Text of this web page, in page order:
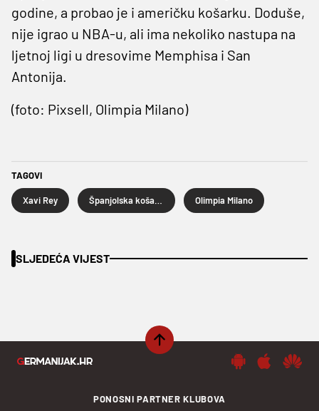
godine, a probao je i američku košarku. Doduše,
nije igrao u NBA-u, ali ima nekoliko nastupa na
ljetnoj ligi u dresovime Memphisa i San
Antonija.
(foto: Pixsell, Olimpia Milano)
TAGOVI
Xavi Rey Olimpia Milano
SLJEDEĆA VIJEST
PONOSNI PARTNER KLUBOVA